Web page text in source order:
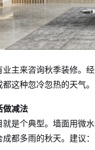
业主来咨询秋季装修。
这种忽冷忽热的天气。
做减法
就是个典型。墙面用微
都多雨的秋天。建议：